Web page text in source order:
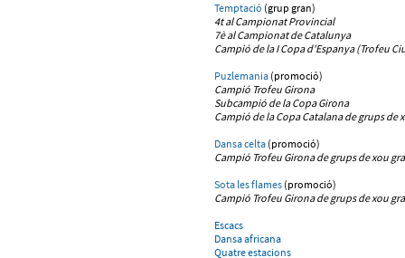
Temptació (grup gran)
4t al Campionat Provincial
7è al Campionat de Catalunya
Campió de la I Copa d'Espanya (Trofeu
Puzlemania(promoció)
Campió Trofeu Girona
Subcampió de la Copa Girona
Campió de la Copa Catalana de grups de
Dansa celta(promoció)
Campió Trofeu Gironade grups de xou
Sota les flames(promoció)
Campió Trofeu Gironade grups de xou
Escacs
Dansa africana
Quatre estacions